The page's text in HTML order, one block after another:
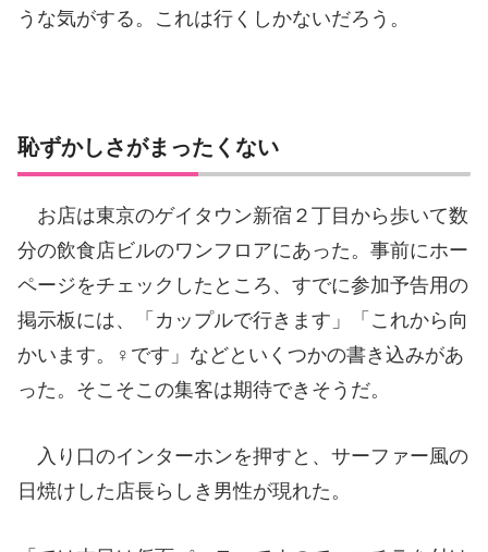
うな気がする。これは行くしかないだろう。
恥ずかしさがまったくない
お店は東京のゲイタウン新宿２丁目から歩いて数
分の飲食店ビルのワンフロアにあった。事前にホー
ページをチェックしたところ、すでに参加予告用の
掲示板には、「カップルで行きます」「これから向
かいます。♀です」などといくつかの書き込みがあ
った。そこそこの集客は期待できそうだ。
入り口のインターホンを押すと、サーファー風の
日焼けした店長らしき男性が現れた。